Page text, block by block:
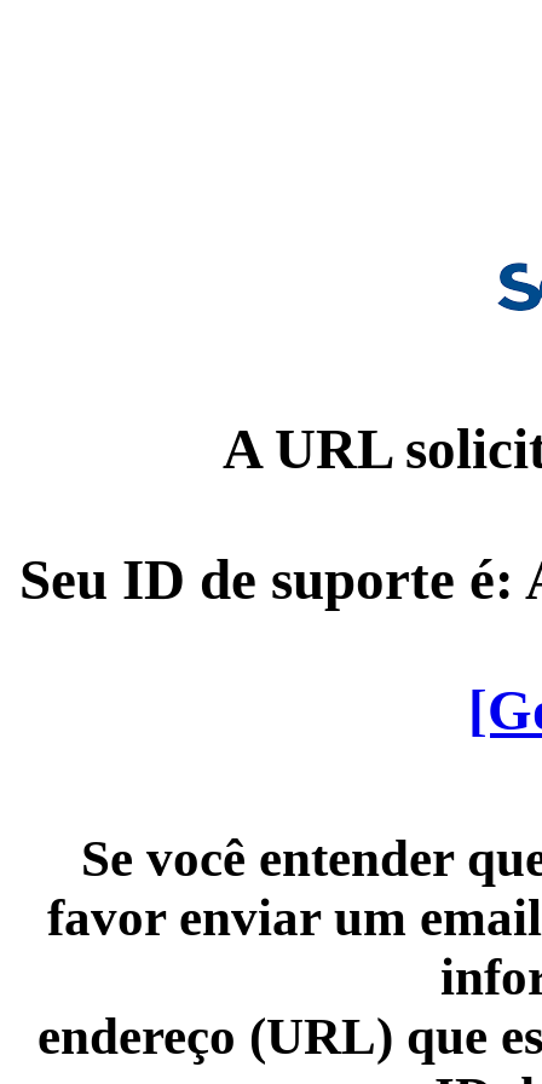
A URL
Seu ID de suporte é:
Se você entender
favor enviar um
endereço (URL) que